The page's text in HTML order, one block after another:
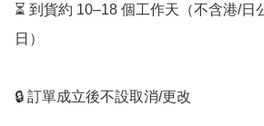
⏳ 到貨約 10–18 個工作天（不含港/日
日）
🔒 訂單成立後不設取消/更改